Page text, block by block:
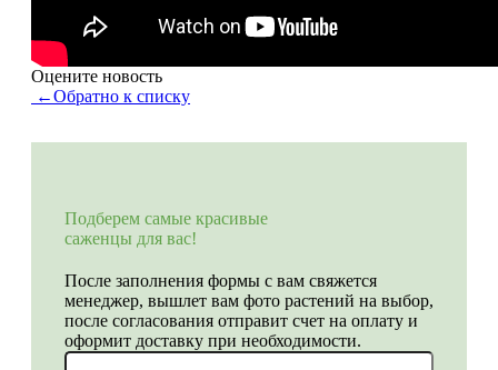
Оцените новость
←Обратно к списку
Подберем самые красивые
саженцы для вас!
После заполнения формы с вам свяжется
менеджер, вышлет вам фото растений на выбор,
после согласования отправит счет на оплату и
оформит доставку при необходимости.